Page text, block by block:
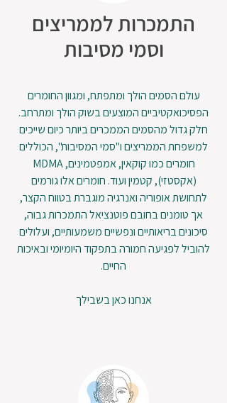
התמכרות לממריצים
וסמי מסיבות
עולם הסמים הולך ומתפתח, ומגוון החומרים
הפסיכואקטיביים המוצעים בשוק הולך ומתרחב.
חלק גדול מהסמים הממכרים ביותר כיום שייכים
למשפחת הממריצים ו"סמי המסיבות", הכוללים
חומרים כמו קוקאין, אמפטמינים, MDMA
(אקסטזי), קטמין ועוד. חומרים אלו גורמים
לתחושת אופוריה ואנרגיה מוגברת בטווח הקצר,
אך טומנים בחובם פוטנציאל התמכרות גבוה,
סיכונים בריאותיים ונפשיים משמעותיים, ועלולים
להוביל לפגיעה חמורה בתפקוד היומיומי ובאיכות
החיים.
אנחנו כאן בשבילך